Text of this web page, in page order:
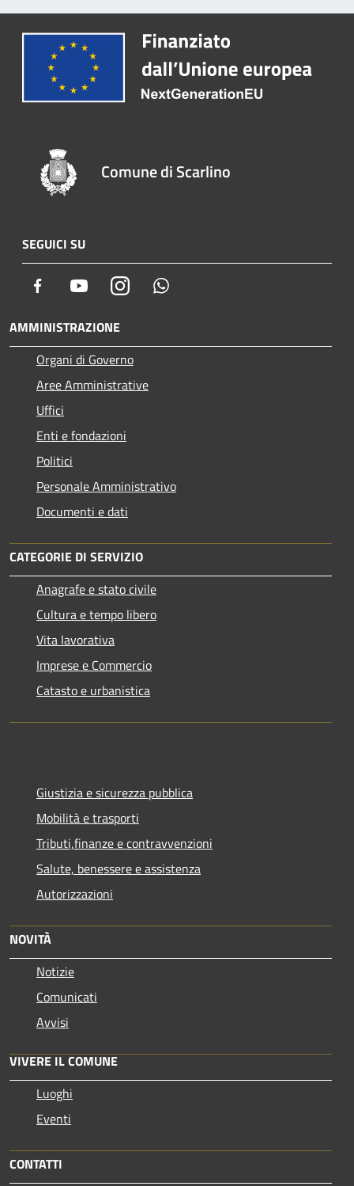
Comune di Scarlino
SEGUICI SU
Facebook YoutubeInstagram
AMMINISTRAZIONE
Organi di Governo
Aree Amministrative
Uffici
Enti e fondazioni
Politici
Personale Amministrativo
Documenti e dati
CATEGORIE DI SERVIZIO
Anagrafe e stato civile
Cultura e tempo libero
Vita lavorativa
Imprese e Commercio
Catasto e urbanistica
Giustizia e sicurezza pubblica
Mobilità e trasporti
Tributi,finanze e contravvenzioni
Salute, benessere e assistenza
Autorizzazioni
NOVITÀ
Notizie
Comunicati
Avvisi
VIVERE IL COMUNE
Luoghi
Eventi
CONTATTI